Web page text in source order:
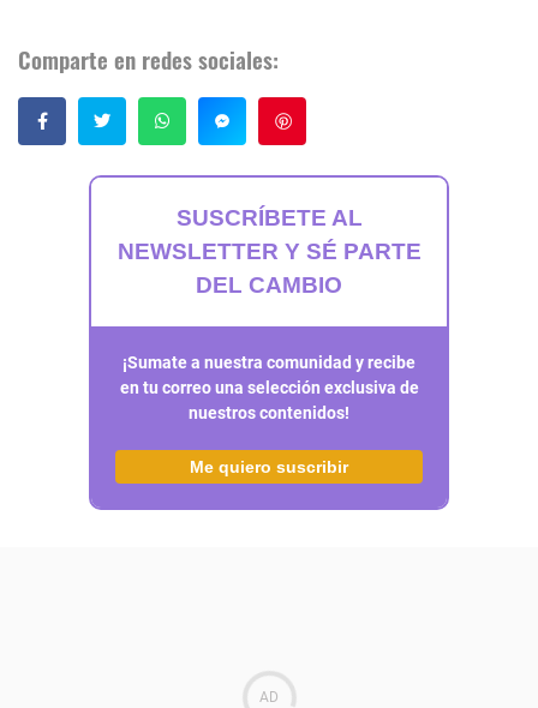
Comparte en redes sociales:
SUSCRÍBETE AL
NEWSLETTER Y SÉ PARTE
DEL CAMBIO
¡Sumate a nuestra comunidad y recibe
en tu correo una selección exclusiva de
nuestros contenidos!
Me quiero suscribir